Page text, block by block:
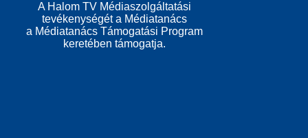
A Halom TV Médiaszolgáltatási
tevékenységét a Médiatanács
a Médiatanács Támogatási Program
keretében támogatja.